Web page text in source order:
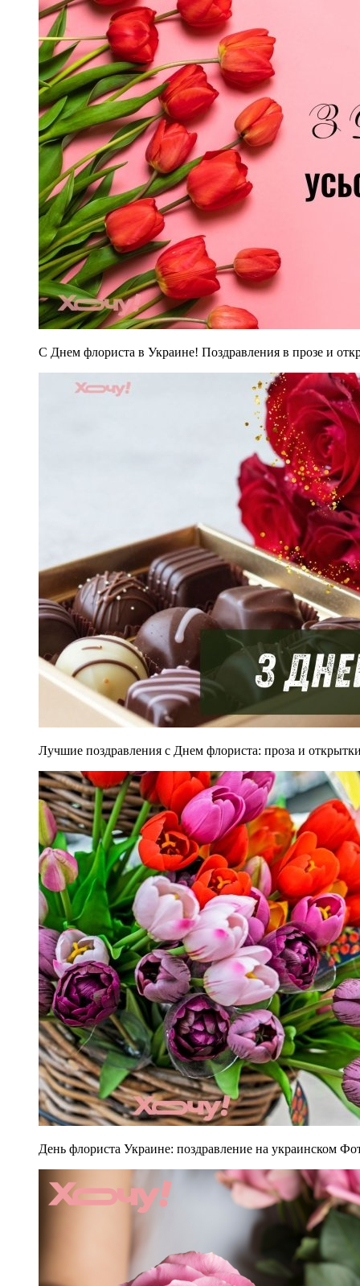
С Днем флориста в Украине! Поздравления в прозе и
Лучшие поздравления с Днем флориста: проза и
День флориста Украине: поздравление на украинском